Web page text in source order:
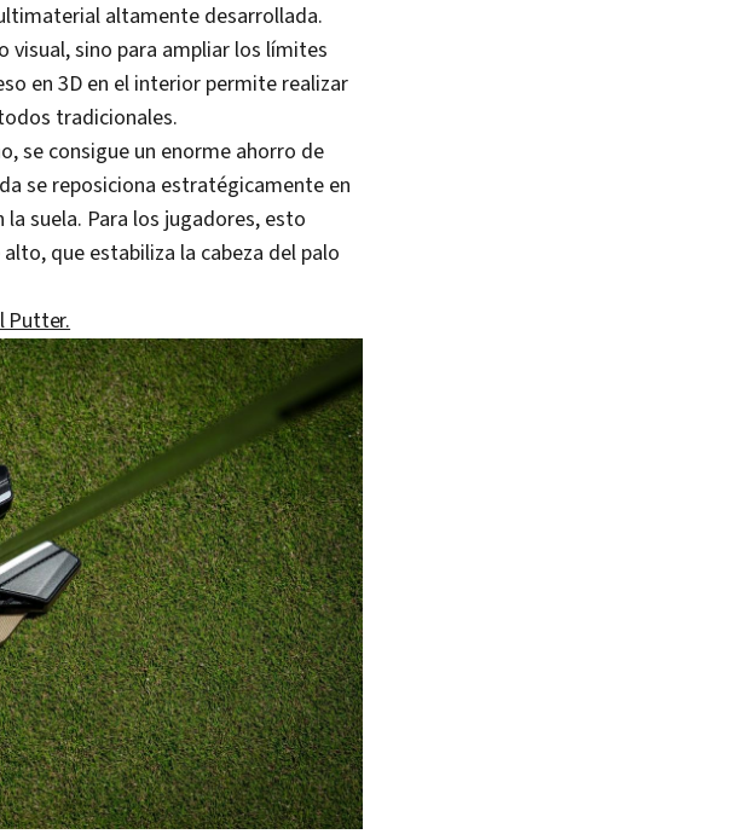
altamente desarrollada.
sino para ampliar los límites
en 3D en el interior permite realizar
tradicionales.
se consigue un enorme ahorro de
se reposiciona estratégicamente en
suela. Para los jugadores, esto
que estabiliza la cabeza del palo
Putter.